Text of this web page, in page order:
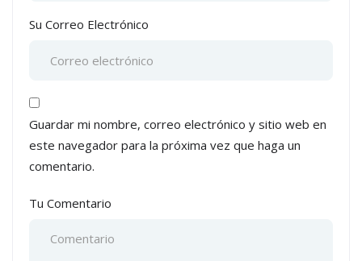
Su Correo Electrónico
Guardar mi nombre, correo electrónico y sitio web en
este navegador para la próxima vez que haga un
comentario.
Tu Comentario